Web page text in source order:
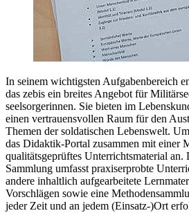
In seinem wichtigsten Aufgabenbereich
das zebis ein breites Angebot für
seelsorgerinnen. Sie bieten im
einen vertrauensvollen Raum für den
Themen der soldatischen Lebenswelt.
das Didaktik-Portal zusammen mit einer
qualitätsgeprüftes Unterrichtsmaterial an.
Sammlung umfasst praxiserprobte
andere inhaltlich aufgearbeitete
Vorschlägen sowie eine
jeder Zeit und an jedem (Einsatz-)Ort